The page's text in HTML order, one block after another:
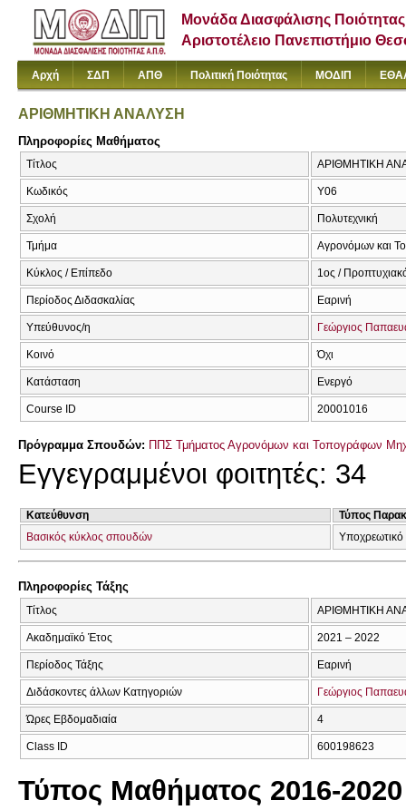
Μονάδα Διασφάλισης Ποιότητας
Αριστοτέλειο Πανεπιστήμιο
Αρχή ΣΔΠ ΑΠΘ Πολιτική Ποιότητας ΜΟΔΙΠ
ΑΡΙΘΜΗΤΙΚΗ ΑΝΑΛΥΣΗ
Πληροφορίες Μαθήματος
Τίτλος ΑΡΙΘΜΗΤΙΚΗ
Κωδικός Υ06
Σχολή Πολυτεχνική
Τμήμα Αγρονόμων και
Κύκλος / Επίπεδο 1ος /
Περίοδος Διδασκαλίας Εαρινή
Υπεύθυνος/η Γεώργιος
Κοινό Όχι
Κατάσταση Ενεργό
Course ID 20001016
Πρόγραμμα Σπουδών: ΠΠΣ Τμήματος Αγρονόμων και Τοπογράφων
Εγγεγραμμένοι φοιτητές: 34
Κατεύθυνση
Τύπος
Βασικός κύκλος σπουδών
Πληροφορίες Τάξης
Τίτλος ΑΡΙΘΜΗΤΙΚΗ
Ακαδημαϊκό Έτος 2021 – 2022
Περίοδος Τάξης Εαρινή
Διδάσκοντες άλλων Κατηγοριών Γεώργιος
Ώρες Εβδομαδιαία 4
Class ID 600198623
Τύπος Μαθήματος 2016-2020